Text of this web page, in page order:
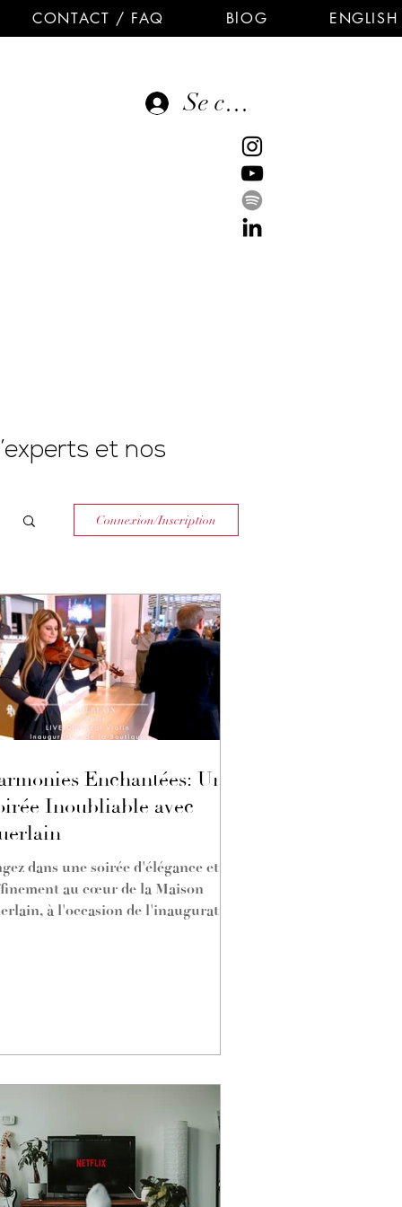
CONTACT / FAQ BlOG ENGLISH
Se connecter
Connexion/Inscription
Enchantées: Une
Inoubliable avec
dans une soirée d'élégance et de
au cœur de la Maison
à l'occasion de l'inauguration
et nos